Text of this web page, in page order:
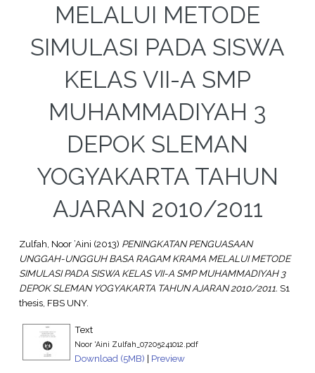
MELALUI METODE
SIMULASI PADA SISWA
KELAS VII-A SMP
MUHAMMADIYAH 3
DEPOK SLEMAN
YOGYAKARTA TAHUN
AJARAN 2010/2011
Zulfah, Noor ’Aini (2013) PENINGKATAN PENGUASAAN
UNGGAH-UNGGUH BASA RAGAM KRAMA MELALUI METODE
SIMULASI PADA SISWA KELAS VII-A SMP MUHAMMADIYAH 3
DEPOK SLEMAN YOGYAKARTA TAHUN AJARAN 2010/2011. S1
thesis, FBS UNY.
Text
Noor 'Aini Zulfah_07205241012.pdf
Download (5MB) | Preview